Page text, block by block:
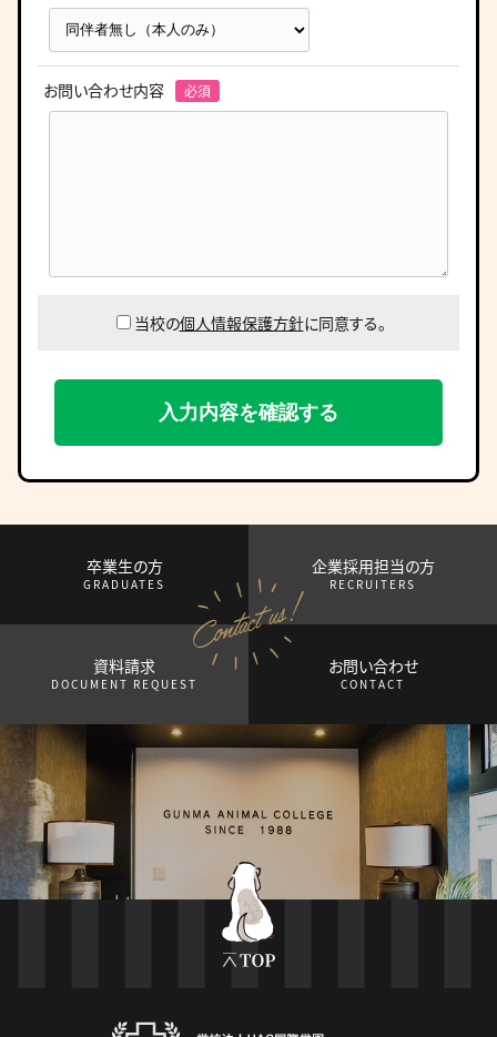
お問い合わせ内容
当校の個人情報保護方針に同意する。
卒業生の方
GRADUATES
企業採用担当の方
RECRUITERS
資料請求
DOCUMENT REQUEST
お問い合わせ
CONTACT